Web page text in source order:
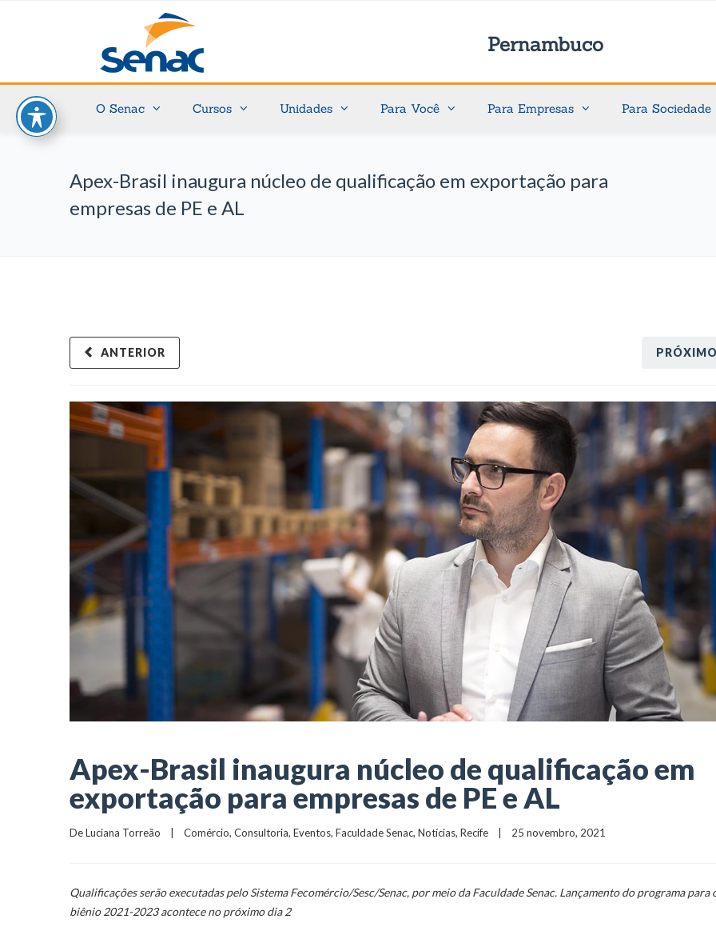
Pernambuco
O Senac Cursos Unidades Para Você Para Empresas Para Sociedade
Apex-Brasil inaugura núcleo de qualificação em exportação para
empresas de PE e AL
ANTERIOR
Apex-Brasil inaugura núcleo de qualificação em
exportação para empresas de PE e AL
De Luciana Torreão Comércio, Consultoria, Eventos, Faculdade Senac, Notícias, Recife
    |    25 novembro, 2021
Qualificações serão executadas pelo Sistema Fecomércio/Sesc/Senac, por meio da Faculdade Senac. Lançamento do programa para
biênio 2021-2023 acontece no próximo dia 2